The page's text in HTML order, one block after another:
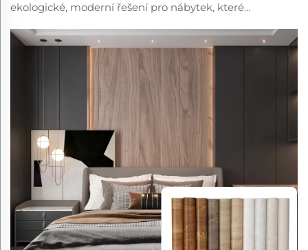
ekologické, moderní řešení pro nábytek, které